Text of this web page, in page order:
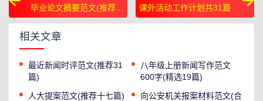
毕业论文摘要范文(推荐十
八篇)
课外活动工作计划共31篇
相关文章
最近新闻时评范文(推荐31
篇)
八年级上册新闻写作范文
600字(精选19篇)
人大提案范文(推荐十七篇)
向公安机关报案材料范文(合